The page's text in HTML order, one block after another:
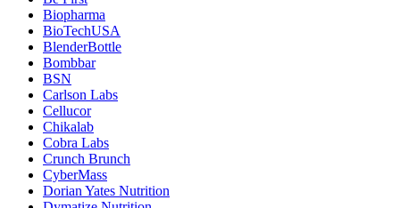
Biopharma
BioTechUSA
BlenderBottle
Bombbar
BSN
Carlson Labs
Cellucor
Chikalab
Cobra Labs
Crunch Brunch
CyberMass
Dorian Yates Nutrition